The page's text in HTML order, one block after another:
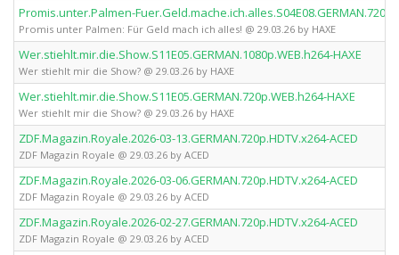
Promis.unter.Palmen-
Promis unter Palmen: Für Geld mach ich alles! @ 29.03.26 by HAXE
Wer.stiehlt.mir.die.Show.S11E05.GERMAN.1080p.WEB.h264-HAXE
Wer stiehlt mir die Show? @ 29.03.26 by HAXE
Wer.stiehlt.mir.die.Show.S11E05.GERMAN.720p.WEB.h264-HAXE
Wer stiehlt mir die Show? @ 29.03.26 by HAXE
ZDF.Magazin.Royale.2026-03-13.GERMAN.720p.HDTV.x264-ACED
ZDF Magazin Royale @ 29.03.26 by ACED
ZDF.Magazin.Royale.2026-03-06.GERMAN.720p.HDTV.x264-ACED
ZDF Magazin Royale @ 29.03.26 by ACED
ZDF.Magazin.Royale.2026-02-27.GERMAN.720p.HDTV.x264-ACED
ZDF Magazin Royale @ 29.03.26 by ACED